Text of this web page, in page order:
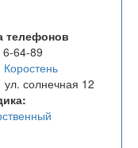
телефонов
64-89
Коростень
ул. солнечная 12